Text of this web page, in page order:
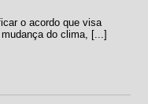
o acordo que visa
do clima, [...]